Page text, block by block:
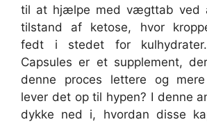
til at hjælpe med vægttab ved
tilstand af ketose, hvor
fedt i stedet for
Capsules er et supplement,
denne proces lettere og
lever det op til hypen? I denne
dykke ned i, hvordan disse